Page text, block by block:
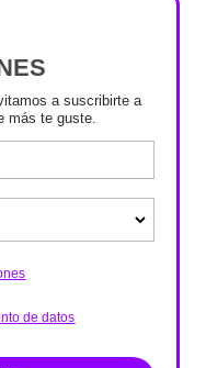
a suscribirte a
más te guste.
de datos